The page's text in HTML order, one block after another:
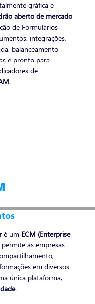
gráfica e
aberto de mercado
de Formulários
integrações,
balanceamento
e pronto para
de
.
é um ECM (Enterprise
às empresas
em diversos
única plataforma,
.